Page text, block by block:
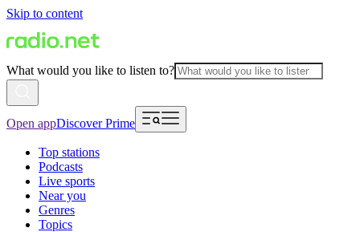
Skip to content
What would you like to listen to?
Open appDiscover Prime
Top stations
Podcasts
Live sports
Near you
Genres
Topics